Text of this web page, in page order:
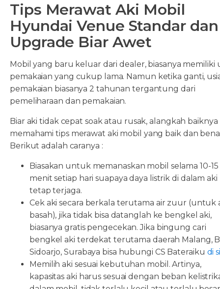
Tips Merawat Aki Mobil
Hyundai Venue Standar dan
Upgrade Biar Awet
Mobil yang baru keluar dari dealer, biasanya memiliki
pemakaian yang cukup lama. Namun ketika ganti,
pemakaian biasanya 2 tahunan tergantung dari
pemeliharaan dan pemakaian.
Biar aki tidak cepat soak atau rusak, alangkah baiknya
memahami tips merawat aki mobil yang baik dan
Berikut adalah caranya :
Biasakan untuk memanaskan mobil selama 10-15
menit setiap hari suapaya daya listrik di dalam aki
tetap terjaga.
Cek aki secara berkala terutama air zuur (untuk
basah), jika tidak bisa datanglah ke bengkel aki,
biasanya gratis pengecekan. Jika bingung cari
bengkel aki terdekat terutama daerah Malang,
Sidoarjo, Surabaya bisa hubungi CS Bateraiku di
Memilih aki sesuai kebutuhan mobil. Artinya,
kapasitas aki harus sesuai dengan beban